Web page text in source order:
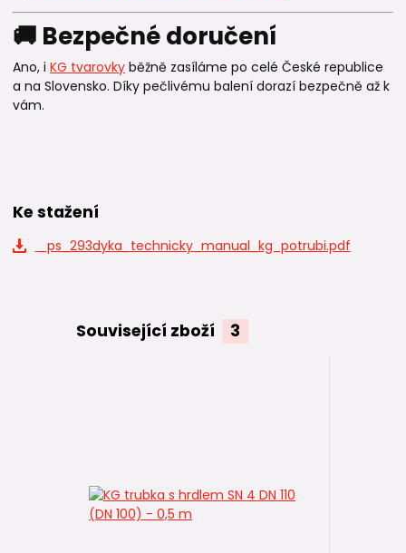
🚚 Bezpečné doručení
Ano, i KG tvarovky běžně zasíláme po celé České republice
a na Slovensko. Díky pečlivému balení dorazí bezpečně až k
vám.
Ke stažení
_ps_293dyka_technicky_manual_kg_potrubi.pdf
Související zboží 3